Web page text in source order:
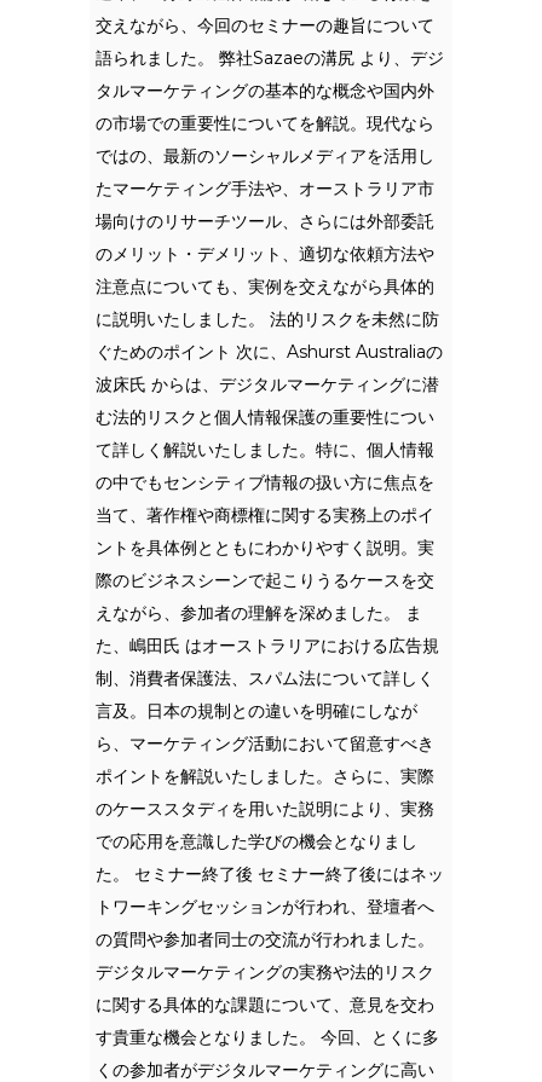
交えながら、今回のセミナーの趣旨について
語られました。 弊社Sazaeの溝尻 より、デジ
タルマーケティングの基本的な概念や国内外
の市場での重要性についてを解説。現代なら
ではの、最新のソーシャルメディアを活用し
たマーケティング手法や、オーストラリア市
場向けのリサーチツール、さらには外部委託
のメリット・デメリット、適切な依頼方法や
注意点についても、実例を交えながら具体的
に説明いたしました。 法的リスクを未然に防
ぐためのポイント 次に、Ashurst Australiaの
波床氏 からは、デジタルマーケティングに潜
む法的リスクと個人情報保護の重要性につい
て詳しく解説いたしました。特に、個人情報
の中でもセンシティブ情報の扱い方に焦点を
当て、著作権や商標権に関する実務上のポイ
ントを具体例とともにわかりやすく説明。実
際のビジネスシーンで起こりうるケースを交
えながら、参加者の理解を深めました。 ま
た、嶋田氏 はオーストラリアにおける広告規
制、消費者保護法、スパム法について詳しく
言及。日本の規制との違いを明確にしなが
ら、マーケティング活動において留意すべき
ポイントを解説いたしました。さらに、実際
のケーススタディを用いた説明により、実務
での応用を意識した学びの機会となりまし
た。 セミナー終了後 セミナー終了後にはネッ
トワーキングセッションが行われ、登壇者へ
の質問や参加者同士の交流が行われました。
デジタルマーケティングの実務や法的リスク
に関する具体的な課題について、意見を交わ
す貴重な機会となりました。 今回、とくに多
くの参加者がデジタルマーケティングに高い